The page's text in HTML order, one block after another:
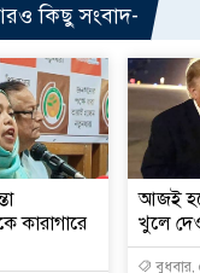
কিছু সংবাদ-
কারাগারে
আজই
খুলে